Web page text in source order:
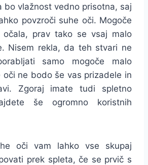
bo vlažnost vedno prisotna, saj
povzroči suhe oči. Mogoče
prav tako se vsaj malo
Nisem rekla, da teh stvari ne
samo mogoče malo
oči ne bodo še vas prizadele in
Zgoraj imate tudi spletno
še ogromno koristnih
oči vam lahko vse skupaj
prek spleta, če se prvič s